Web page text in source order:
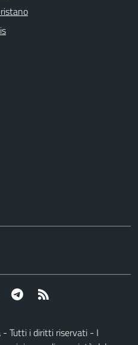
Telegram
- Tutti i diritti riservati - I